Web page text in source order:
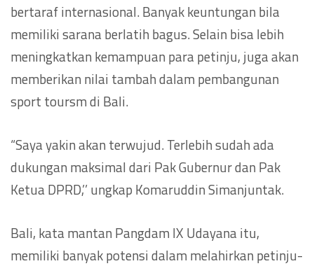
bertaraf internasional. Banyak keuntungan bila
memiliki sarana berlatih bagus. Selain bisa lebih
meningkatkan kemampuan para petinju, juga akan
memberikan nilai tambah dalam pembangunan
sport toursm di Bali.
“Saya yakin akan terwujud. Terlebih sudah ada
dukungan maksimal dari Pak Gubernur dan Pak
Ketua DPRD,’’ ungkap Komaruddin Simanjuntak.
Bali, kata mantan Pangdam IX Udayana itu,
memiliki banyak potensi dalam melahirkan petinju-